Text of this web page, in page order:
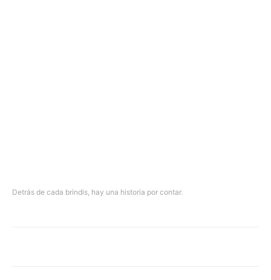
Detrás de cada brindis, hay una historia por contar.